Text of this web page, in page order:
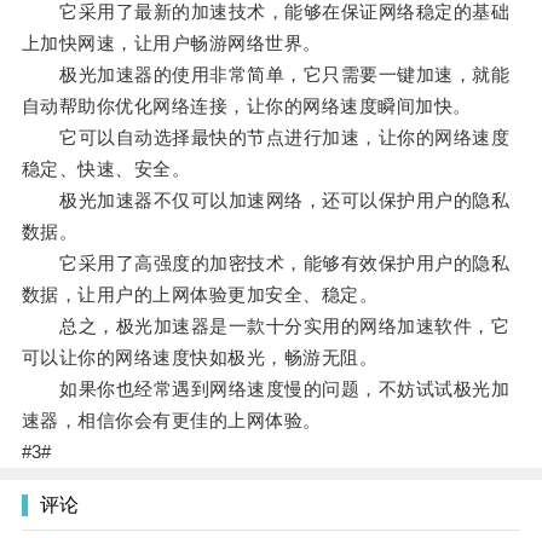
它采用了最新的加速技术，能够在保证网络稳定的基础
上加快网速，让用户畅游网络世界。
极光加速器的使用非常简单，它只需要一键加速，就能
自动帮助你优化网络连接，让你的网络速度瞬间加快。
它可以自动选择最快的节点进行加速，让你的网络速度
稳定、快速、安全。
极光加速器不仅可以加速网络，还可以保护用户的隐私
数据。
它采用了高强度的加密技术，能够有效保护用户的隐私
数据，让用户的上网体验更加安全、稳定。
总之，极光加速器是一款十分实用的网络加速软件，它
可以让你的网络速度快如极光，畅游无阻。
如果你也经常遇到网络速度慢的问题，不妨试试极光加
速器，相信你会有更佳的上网体验。
#3#
评论